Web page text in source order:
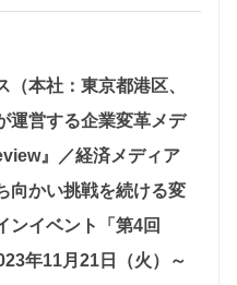
本社：東京都港区、
運営する企業変革メデ
』／経済メディア
向かい挑戦を続ける変
ンイベント「第4回
年11月21日（火）～